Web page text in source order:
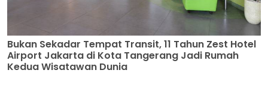
Bukan Sekadar Tempat Transit, 11 Tahun Zest Hotel
Airport Jakarta di Kota Tangerang Jadi Rumah
Kedua Wisatawan Dunia